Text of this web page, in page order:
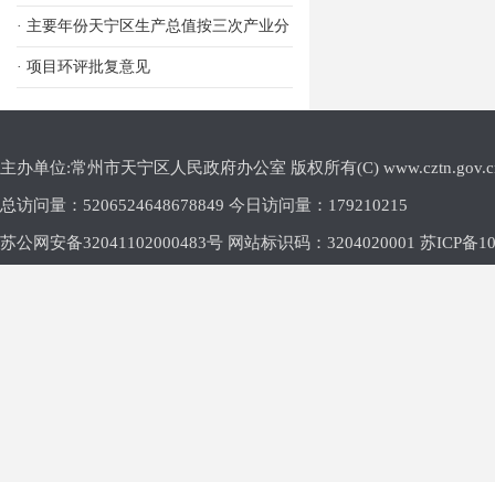
· 主要年份天宁区生产总值按三次产业分
· 项目环评批复意见
主办单位:常州市天宁区人民政府办公室 版权所有(C)
总访问量： 5206524648678849 今日访问量： 179210215
苏公网安备32041102000483号 网站标识码：3204020001 苏ICP备